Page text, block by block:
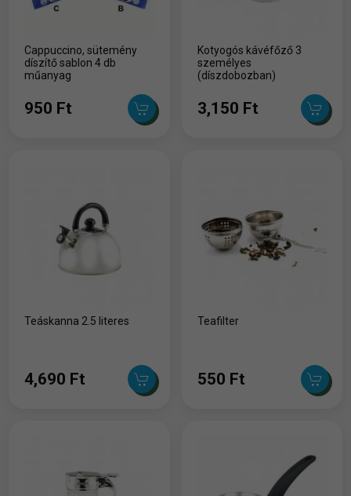
Cappuccino, sütemény
díszítő sablon 4 db
műanyag
950 Ft
Kotyogós kávéfőző 3
személyes
(díszdobozban)
3,150 Ft
Teáskanna 2.5 literes
4,690 Ft
Teafilter
550 Ft